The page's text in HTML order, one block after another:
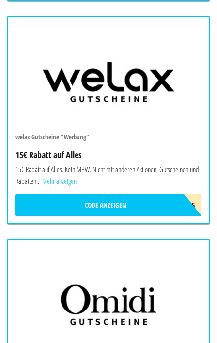
welax Gutscheine "Werbung"
15€ Rabatt auf Alles
15€ Rabatt auf Alles. Kein MBW. Nicht mit anderen Aktionen, Gutscheinen und
Rabatten... Mehr anzeigen
WELAX15
CODE ANZEIGEN